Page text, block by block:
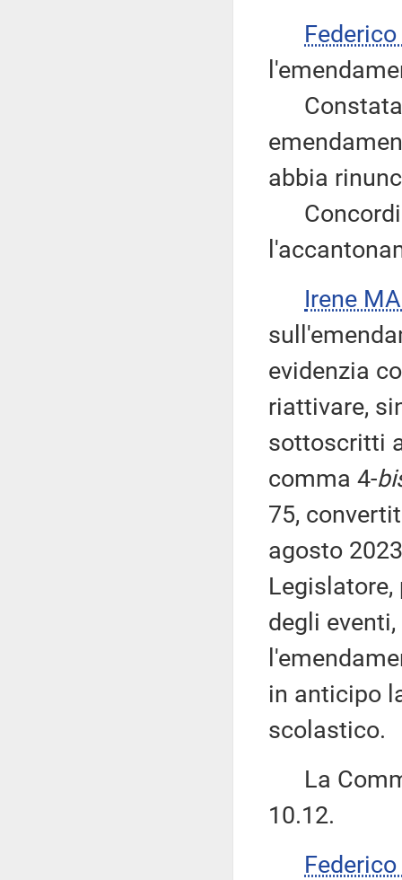
Constata,
abbia
Concordi
Irene
evidenzia
riattivare,
sottoscritti
comma 4-
75,
agosto
degli
in anticipo
scolastico.
La
10.12.